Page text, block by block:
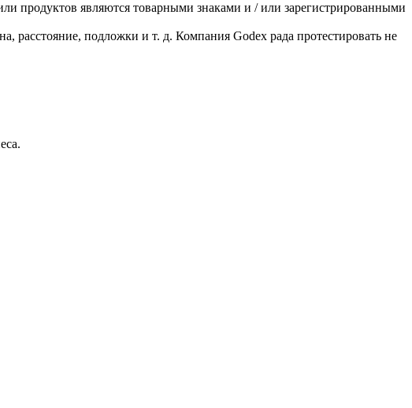
продуктов являются товарными знаками и / или зарегистрированными
расстояние, подложки и т. д. Компания Godex рада протестировать не